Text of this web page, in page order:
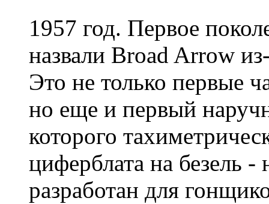
1957 год. Первое
назвали Broad Arrow
Это не только первые
но еще и первый
которого
циферблата на безель
разработан для